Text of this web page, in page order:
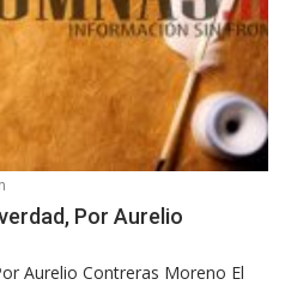
Por Aurelio
Aurelio Contreras Moreno El